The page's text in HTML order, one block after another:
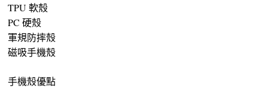
TPU 軟殼
PC 硬殼
軍規防摔殼
磁吸手機殼
手機殼優點